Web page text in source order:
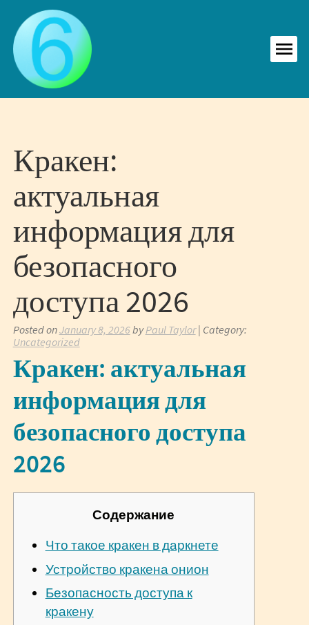
content
Кракен:
актуальная
информация для
безопасного
доступа 2026
Posted onJanuary 8, 2026byPaul Taylor| Category:
Uncategorized
Кракен: актуальная
информация для
безопасного доступа
2026
Содержание
Что такое кракен в даркнете
Устройство кракена онион
Безопасность доступа к
кракену